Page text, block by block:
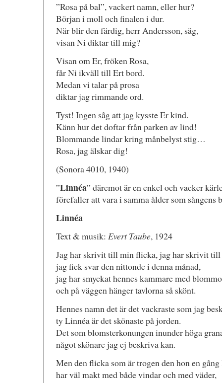
”Rosa på bal”, vackert namn, eller hur?
Början i moll och finalen i dur.
När blir den färdig, herr Andersson, säg,
visan Ni diktar till mig?
Visan om Er, fröken Rosa,
får Ni ikväll till Ert bord.
Medan vi talar på prosa
diktar jag rimmande ord.
Tyst! Ingen såg att jag kysste Er kind.
Känn hur det doftar från parken av lind!
Blommande lindar kring månbelyst stig…
Rosa, jag älskar dig!
(Sonora 4010, 1940)
”Linnéa” däremot är en enkel och vacker
förefaller att vara i samma ålder som sångens
Linnéa
Text & musik: Evert Taube, 1924
Jag har skrivit till min flicka, jag har skrivit till
jag fick svar den nittonde i denna månad,
jag har smyckat hennes kammare med
och på väggen hänger tavlorna så skönt.
Hennes namn det är det vackraste som jag
ty Linnéa är det skönaste på jorden.
Det som blomsterkonungen inunder höga
något skönare jag ej beskriva kan.
Men den flicka som är trogen den hon en gång
har väl makt med både vindar och med väder,